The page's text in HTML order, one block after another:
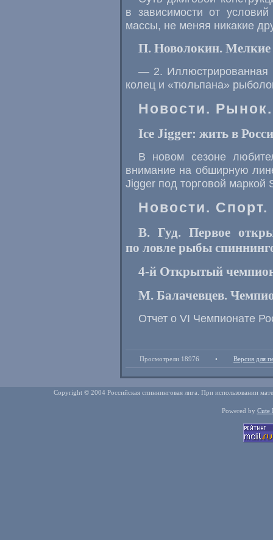
в зависимости от
массы, не меняя никакие
П. Новолокин. Мелкие
— 2. Иллюстрированная
колец и «тюльпана»
Новости. Рынок.
Ice Jigger: жить в
В новом сезоне
внимание на обширную
Jigger под торговой маркой
Новости. Спорт.
В. Гуд. Первое
по ловле рыбы
4-й Открытый
М. Балачевцев.
Отчет о VI Чемпионате
Просмотрели 18976 • Версия для
Copyright © 2004 Российская спиннинговая лига. При использовании
Powered by Cute